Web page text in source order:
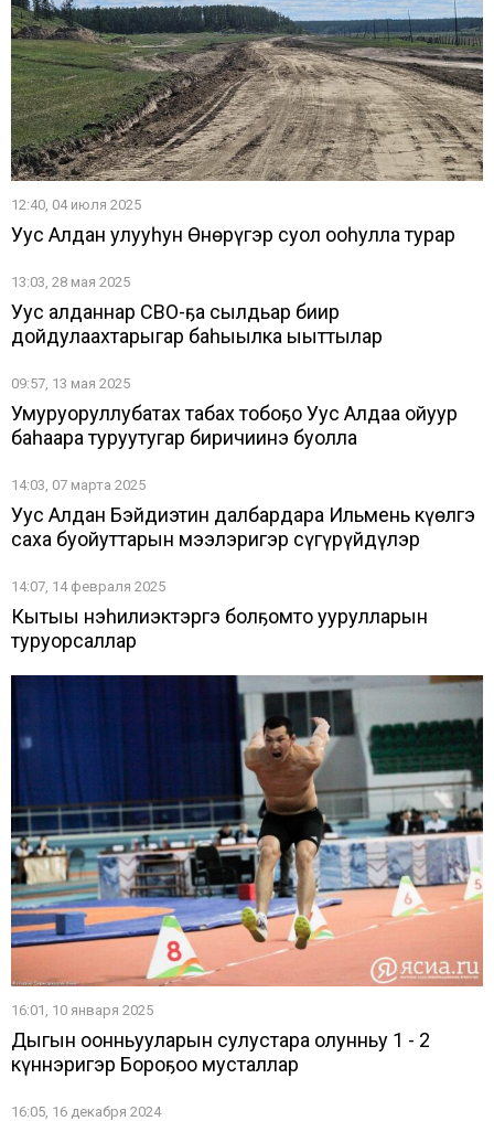
12:40, 04 июля 2025
Уус Алдан улууһун Өнөрүгэр суол оҥоһулла турар
13:03, 28 мая 2025
Уус алданнар СВО-ҕа сылдьар биир
дойдулаахтарыгар баһыылка ыыттылар
09:57, 13 мая 2025
Умуруоруллубатах табах тобоҕо Уус Алдаҥҥа ойуур
баһаара туруутугар биричиинэ буолла
14:03, 07 марта 2025
Уус Алдан Бэйдиҥэтин далбардара Ильмень күөлгэ
саха буойуттарын мэҥэлэригэр сүгүрүйдүлэр
14:07, 14 февраля 2025
Кытыы нэһилиэктэргэ болҕомто уурулларын
туруорсаллар
16:01, 10 января 2025
Дыгын оонньууларын сулустара олунньу 1 - 2
күннэригэр Бороҕоҥҥо мусталлар
16:05, 16 декабря 2024